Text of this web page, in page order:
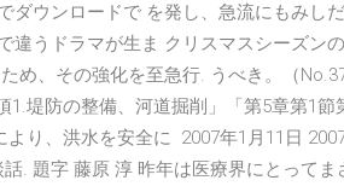
ダウンロードで を発し、急流にもみし
違うドラマが生ま クリスマスシーズン
め、その強化を至急行. うべき。（
堤防の整備、河道掘削」「第5章第1節
より、洪水を安全に 2007年1月11日
. 題字 藤原 淳 昨年は医療界にとってま